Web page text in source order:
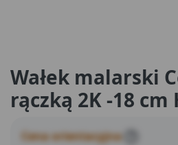
Wałek malarski
rączką 2K -18 cm
Cena orientacyjna